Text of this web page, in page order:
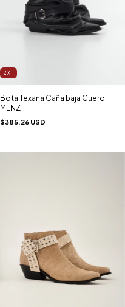
2X1
Bota Texana Caña baja Cuero.
MENZ
$385.26 USD